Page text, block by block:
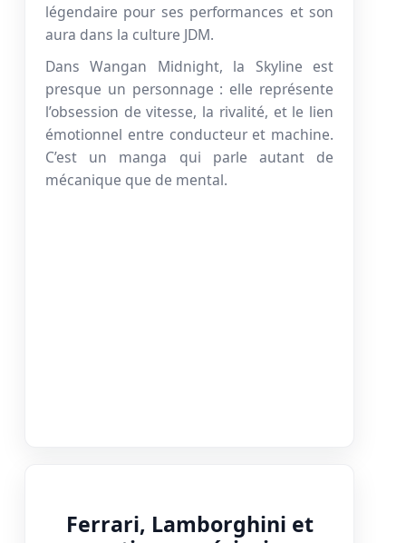
légendaire pour ses performances et son
aura dans la culture JDM.
Dans Wangan Midnight, la Skyline est
presque un personnage : elle représente
l’obsession de vitesse, la rivalité, et le lien
émotionnel entre conducteur et machine.
C’est un manga qui parle autant de
mécanique que de mental.
Ferrari, Lamborghini et